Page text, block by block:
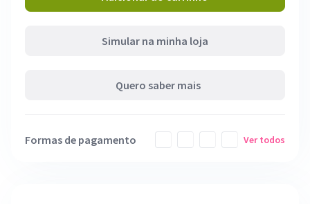
Simular na minha loja
Quero saber mais
Formas de pagamento Ver todos